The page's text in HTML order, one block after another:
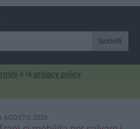
Iscriviti
e la privacy policy
AGOSTO 2026